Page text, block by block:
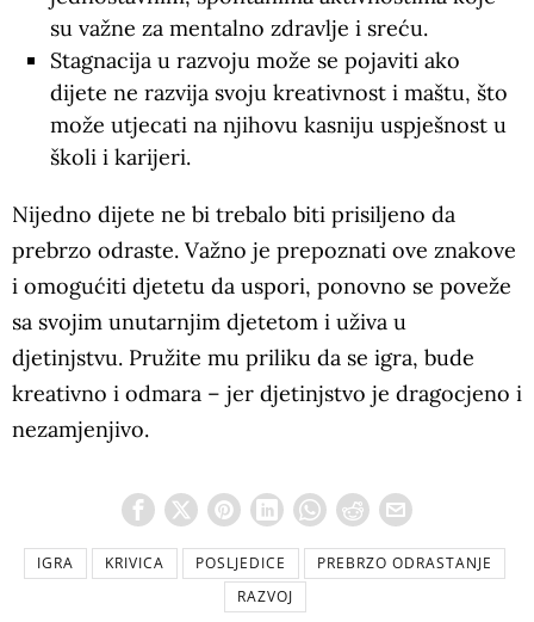
su važne za mentalno zdravlje i sreću.
Stagnacija u razvoju može se pojaviti ako
dijete ne razvija svoju kreativnost i maštu, što
može utjecati na njihovu kasniju uspješnost u
školi i karijeri.
Nijedno dijete ne bi trebalo biti prisiljeno da
prebrzo odraste. Važno je prepoznati ove znakove
i omogućiti djetetu da uspori, ponovno se poveže
sa svojim unutarnjim djetetom i uživa u
djetinjstvu. Pružite mu priliku da se igra, bude
kreativno i odmara – jer djetinjstvo je dragocjeno i
nezamjenjivo.
IGRA KRIVICA POSLJEDICE
PREBRZO ODRASTANJE
RAZVOJ